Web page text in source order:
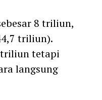
8 triliun,
triliun).
triliun tetapi
langsung